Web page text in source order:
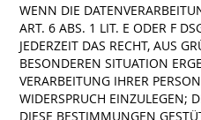
WENN DIE
ART. 6 ABS. 1 LIT. E ODER F
JEDERZEIT DAS RECHT, AUS
BESONDEREN SITUATION
VERARBEITUNG IHRER
WIDERSPRUCH EINZULEGEN;
DIESE BESTIMMUNGEN